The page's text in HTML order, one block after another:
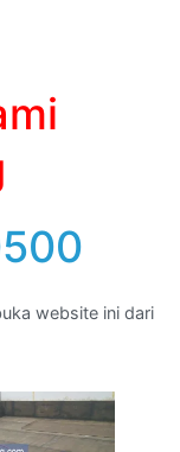
website ini dari